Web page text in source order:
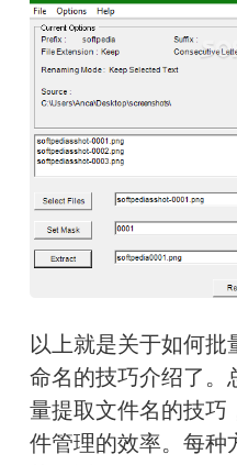
以上就是关于如何批
命名的技巧介绍了。
量提取文件名的技巧
件管理的效率。每种